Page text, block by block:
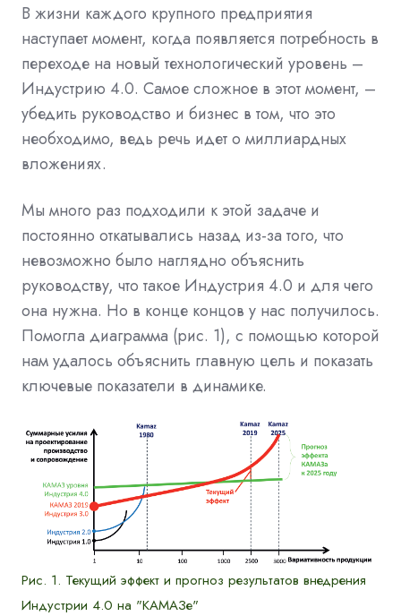
В жизни каждого крупного предприятия
наступает момент, когда появляется потребность в
переходе на новый технологический уровень –
Индустрию 4.0. Самое сложное в этот момент, –
убедить руководство и бизнес в том, что это
необходимо, ведь речь идет о миллиардных
вложениях.
Мы много раз подходили к этой задаче и
постоянно откатывались назад из-за того, что
невозможно было наглядно объяснить
руководству, что такое Индустрия 4.0 и для чего
она нужна. Но в конце концов у нас получилось.
Помогла диаграмма (рис. 1), с помощью которой
нам удалось объяснить главную цель и показать
ключевые показатели в динамике.
Рис. 1. Текущий эффект и прогноз результатов внедрения
Индустрии 4.0 на "КАМАЗе"